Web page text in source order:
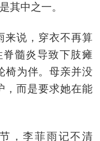
其中之一。
来说，穿衣不再算
髓炎导致下肢瘫
椅为伴。母亲并没
，而是要求她在能
，李菲雨记不清